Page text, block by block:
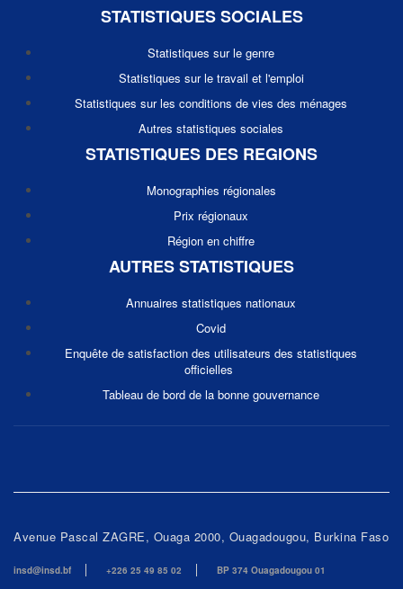
STATISTIQUES SOCIALES
Statistiques sur le genre
Statistiques sur le travail et l'emploi
Statistiques sur les conditions de vies des ménages
Autres statistiques sociales
STATISTIQUES DES REGIONS
Monographies régionales
Prix régionaux
Région en chiffre
AUTRES STATISTIQUES
Annuaires statistiques nationaux
Covid
Enquête de satisfaction des utilisateurs des statistiques
officielles
Tableau de bord de la bonne gouvernance
Avenue Pascal ZAGRE, Ouaga 2000, Ouagadougou, Burkina Faso
insd@insd.bf +226 25 49 85 02 BP 374 Ouagadougou 01